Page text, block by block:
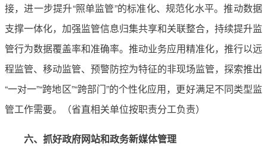
接，进一步提升“照单监管”的标准化、规范化水平。推动数据
支撑一体化，加强监管信息归集共享和关联整合，持续提升监
管行为数据覆盖率和准确率。推动业务应用精准化，推行以远
程监管、移动监管、预警防控为特征的非现场监管，探索推出
“一对一”“跨地区”“跨部门”的个性化应用，更好满足不同类型监
管工作需要。（省直相关单位按职责分工负责）
六、抓好政府网站和政务新媒体管理